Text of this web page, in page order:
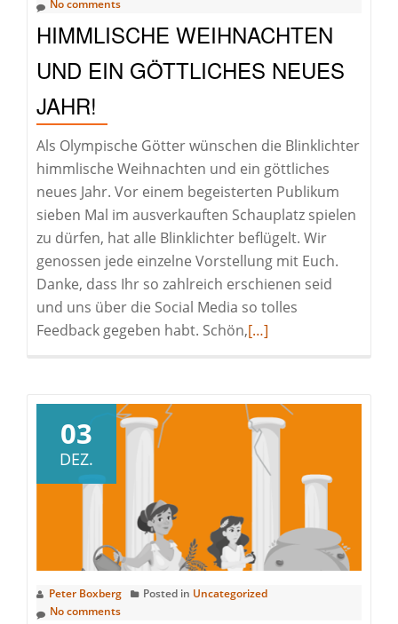
No comments
HIMMLISCHE WEIHNACHTEN
UND EIN GÖTTLICHES NEUES
JAHR!
Als Olympische Götter wünschen die Blinklichter
himmlische Weihnachten und ein göttliches
neues Jahr. Vor einem begeisterten Publikum
sieben Mal im ausverkauften Schauplatz spielen
zu dürfen, hat alle Blinklichter beflügelt. Wir
genossen jede einzelne Vorstellung mit Euch.
Danke, dass Ihr so zahlreich erschienen seid
und uns über die Social Media so tolles
Feedback gegeben habt. Schön,Read
Weihnachten
und
ein
göttliches
Jahr!
[…]
03
DEZ.
Peter Boxberg Posted in Uncategorized
No comments